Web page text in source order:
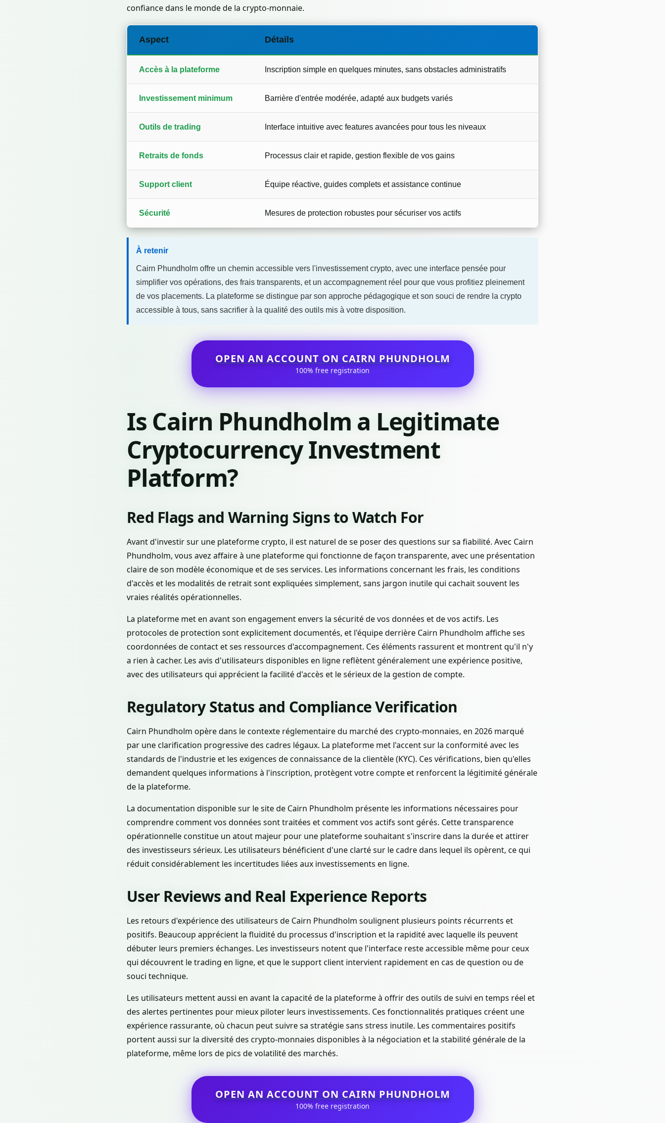
confiance dans le monde de la crypto-monnaie.
Aspect Détails
Accès à la plateforme Inscription simple en quelques minutes, sans obstacles administratifs
Investissement minimum Barrière d'entrée modérée, adapté aux budgets variés
Outils de trading Interface intuitive avec features avancées pour tous les niveaux
Retraits de fonds Processus clair et rapide, gestion flexible de vos gains
Support client Équipe réactive, guides complets et assistance continue
Sécurité Mesures de protection robustes pour sécuriser vos actifs
À retenir
Cairn Phundholm offre un chemin accessible vers l'investissement crypto, avec une interface pensée pour
simplifier vos opérations, des frais transparents, et un accompagnement réel pour que vous profitiez pleinement
de vos placements. La plateforme se distingue par son approche pédagogique et son souci de rendre la crypto
accessible à tous, sans sacrifier à la qualité des outils mis à votre disposition.
OPEN AN ACCOUNT ON CAIRN PHUNDHOLM
100% free registration
Is Cairn Phundholm a Legitimate
Cryptocurrency Investment
Platform?
Red Flags and Warning Signs to Watch For
Avant d'investir sur une plateforme crypto, il est naturel de se poser des questions sur sa fiabilité. Avec Cairn
Phundholm, vous avez affaire à une plateforme qui fonctionne de façon transparente, avec une présentation
claire de son modèle économique et de ses services. Les informations concernant les frais, les conditions
d'accès et les modalités de retrait sont expliquées simplement, sans jargon inutile qui cachait souvent les
vraies réalités opérationnelles.
La plateforme met en avant son engagement envers la sécurité de vos données et de vos actifs. Les
protocoles de protection sont explicitement documentés, et l'équipe derrière Cairn Phundholm affiche ses
coordonnées de contact et ses ressources d'accompagnement. Ces éléments rassurent et montrent qu'il n'y
a rien à cacher. Les avis d'utilisateurs disponibles en ligne reflètent généralement une expérience positive,
avec des utilisateurs qui apprécient la facilité d'accès et le sérieux de la gestion de compte.
Regulatory Status and Compliance Verification
Cairn Phundholm opère dans le contexte réglementaire du marché des crypto-monnaies, en 2026 marqué
par une clarification progressive des cadres légaux. La plateforme met l'accent sur la conformité avec les
standards de l'industrie et les exigences de connaissance de la clientèle (KYC). Ces vérifications, bien qu'elles
demandent quelques informations à l'inscription, protègent votre compte et renforcent la légitimité générale
de la plateforme.
La documentation disponible sur le site de Cairn Phundholm présente les informations nécessaires pour
comprendre comment vos données sont traitées et comment vos actifs sont gérés. Cette transparence
opérationnelle constitue un atout majeur pour une plateforme souhaitant s'inscrire dans la durée et attirer
des investisseurs sérieux. Les utilisateurs bénéficient d'une clarté sur le cadre dans lequel ils opèrent, ce qui
réduit considérablement les incertitudes liées aux investissements en ligne.
User Reviews and Real Experience Reports
Les retours d'expérience des utilisateurs de Cairn Phundholm soulignent plusieurs points récurrents et
positifs. Beaucoup apprécient la fluidité du processus d'inscription et la rapidité avec laquelle ils peuvent
débuter leurs premiers échanges. Les investisseurs notent que l'interface reste accessible même pour ceux
qui découvrent le trading en ligne, et que le support client intervient rapidement en cas de question ou de
souci technique.
Les utilisateurs mettent aussi en avant la capacité de la plateforme à offrir des outils de suivi en temps réel et
des alertes pertinentes pour mieux piloter leurs investissements. Ces fonctionnalités pratiques créent une
expérience rassurante, où chacun peut suivre sa stratégie sans stress inutile. Les commentaires positifs
portent aussi sur la diversité des crypto-monnaies disponibles à la négociation et la stabilité générale de la
plateforme, même lors de pics de volatilité des marchés.
OPEN AN ACCOUNT ON CAIRN PHUNDHOLM
100% free registration